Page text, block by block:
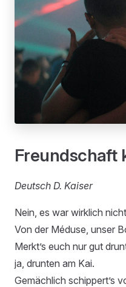
Freundschaft
Deutsch D. Kaiser
Nein, es war wirklich
Von der Méduse, unser
Merkt’s euch nur gut
ja, drunten am Kai.
Gemächlich schippert’s